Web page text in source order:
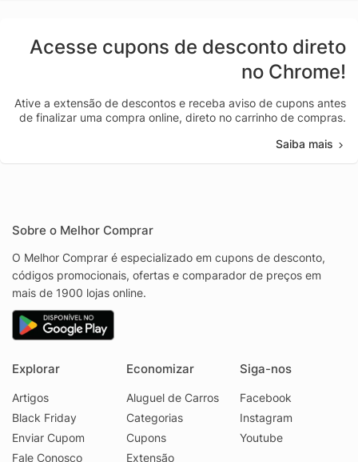
Acesse cupons de desconto direto
no Chrome!
Ative a extensão de descontos e receba aviso de cupons antes
de finalizar uma compra online, direto no carrinho de compras.
Saiba mais
Sobre o Melhor Comprar
O Melhor Comprar é especializado em cupons de desconto,
códigos promocionais, ofertas e comparador de preços em
mais de 1900 lojas online.
Explorar
Artigos
Black Friday
Enviar Cupom
Fale Conosco
Economizar
Aluguel de Carros
Categorias
Cupons
Extensão
Siga-nos
Facebook
Instagram
Youtube